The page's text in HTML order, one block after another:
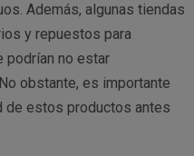
Además, algunas tiendas
y repuestos para
podrían no estar
obstante, es importante
de estos productos antes